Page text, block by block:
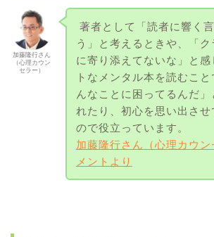
加藤隆行さん
（心理カウン
セラー）
著者として「読者に響く
う」と考えるときや、「
に寄り添えてないな」と感
トなメンタル本を読むこと
んなことに困ってるんだ」
れたり、初心を思い出させ
ので役立っています。
加藤隆行さん（心理カウン
メントより